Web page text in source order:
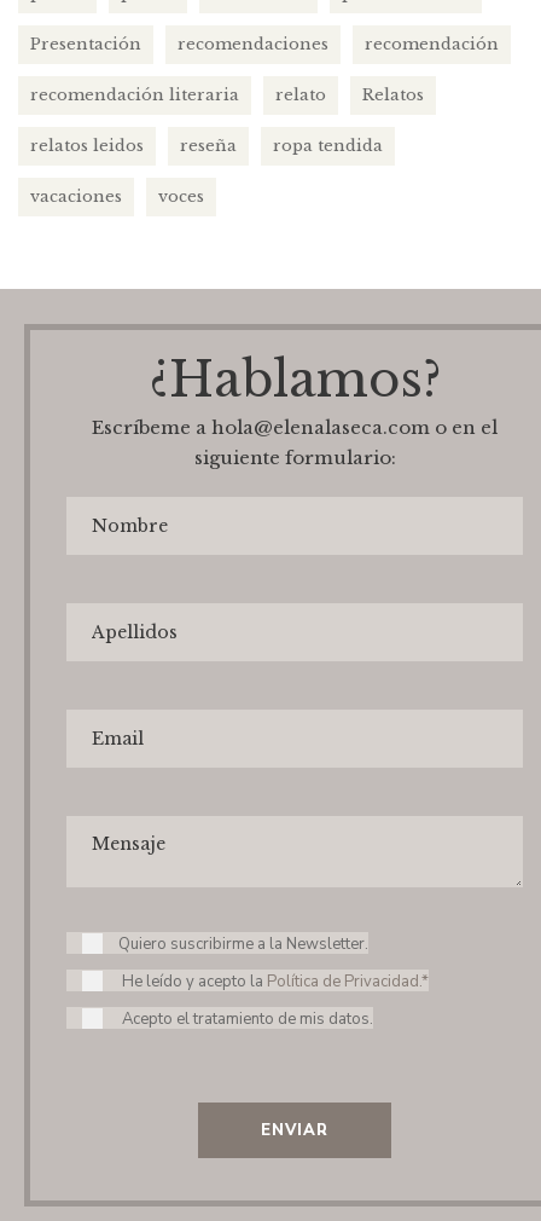
Presentación recomendaciones recomendación
recomendación literaria relato Relatos
relatos leidos reseña ropa tendida
vacaciones voces
¿Hablamos?
Escríbeme a hola@elenalaseca.com o en el
siguiente formulario:
Quiero suscribirme a la Newsletter.
He leído y acepto la Política de Privacidad.*
Acepto el tratamiento de mis datos.
ENVIAR